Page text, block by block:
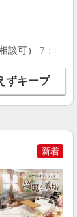
え×サ高
/週払い有/交
NEW
お迎えに間
談可） 7：
ずキープ
新着